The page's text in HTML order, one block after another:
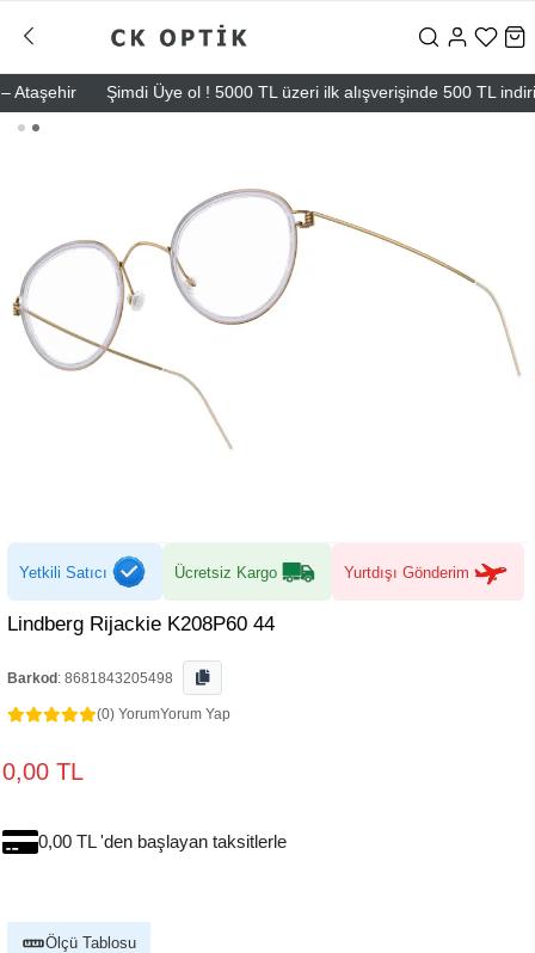
Şimdi Üye ol ! 5000 TL üzeri ilk alışverişinde 500 TL indirim
Yetkili Satıcı Ücretsiz Kargo Yurtdışı Gönderim
Lindberg Rijackie K208P60 44
Barkod : 8681843205498
(0) YorumYorum Yap
0,00 TL
0,00 TL 'den başlayan taksitlerle
Ölçü Tablosu